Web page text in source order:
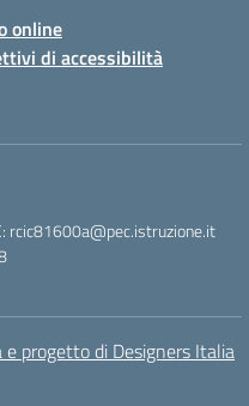
online
di accessibilità
rcic81600a@pec.istruzione.it
e progetto di Designers Italia